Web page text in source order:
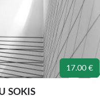
17.00 €
SOKIS